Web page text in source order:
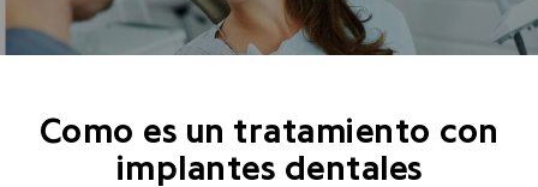
Como es un tratamiento con
implantes dentales